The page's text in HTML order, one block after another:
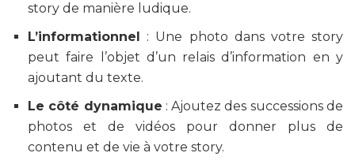
story de manière ludique.
L’informationnel : Une photo dans votre story
peut faire l’objet d’un relais d’information en y
ajoutant du texte.
Le côté dynamique : Ajoutez des successions de
photos et de vidéos pour donner plus de
contenu et de vie à votre story.